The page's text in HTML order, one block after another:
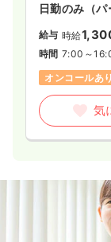
給与 20.3〜
時間 8:30～
オンコールあり
気
准看護師
日勤のみ（
日勤のみ（パ
給与 時給
時間 7:00～
オンコールあり
気